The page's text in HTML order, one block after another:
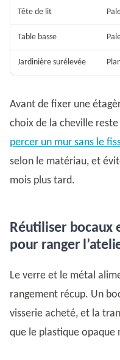
Tête de lit
Table basse
Jardinière surélevée
Avant de fixer une
choix de la cheville
percer un mur sans le
selon le matériau, et
mois plus tard.
Réutiliser bocaux
pour ranger
Le verre et le métal
rangement récup. Un
visserie acheté, et la
que le plastique opaque